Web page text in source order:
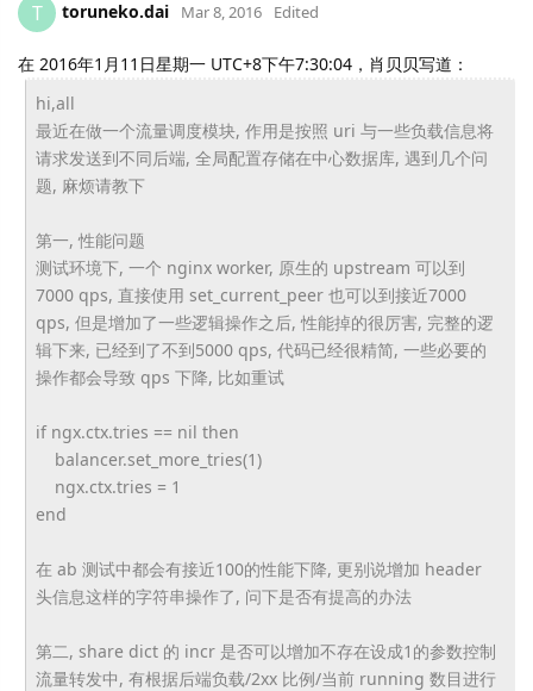
T toruneko.dai Mar 8, 2016 Edited
在 2016年1月11日星期一 UTC+8下午7:30:04，肖贝贝写道：
hi,all
最近在做一个流量调度模块, 作用是按照 uri 与一些负载信息将
请求发送到不同后端, 全局配置存储在中心数据库, 遇到几个问
题, 麻烦请教下
第一, 性能问题
测试环境下, 一个 nginx worker, 原生的 upstream 可以到
7000 qps, 直接使用 set_current_peer 也可以到接近7000
qps, 但是增加了一些逻辑操作之后, 性能掉的很厉害, 完整的逻
辑下来, 已经到了不到5000 qps, 代码已经很精简, 一些必要的
操作都会导致 qps 下降, 比如重试
if ngx.ctx.tries == nil then
balancer.set_more_tries(1)
ngx.ctx.tries = 1
end
在 ab 测试中都会有接近100的性能下降, 更别说增加 header
头信息这样的字符串操作了, 问下是否有提高的办法
第二, share dict 的 incr 是否可以增加不存在设成1的参数控制
流量转发中, 有根据后端负载/2xx 比例/当前 running 数目进行